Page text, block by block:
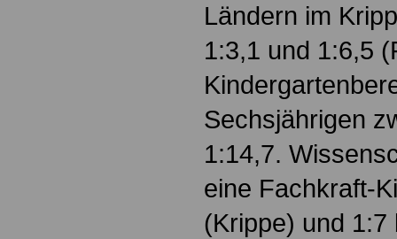
Ländern im
1:3,1 und 1:6,5
Sechsjährigen
1:14,7.
eine Fachkraft-
(Krippe) und 1:7